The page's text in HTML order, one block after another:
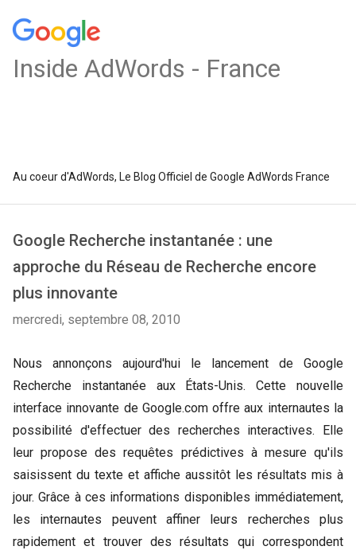
Inside AdWords - France
Au coeur d'AdWords, Le Blog Officiel de Google AdWords France
Google Recherche instantanée : une
approche du Réseau de Recherche encore
plus innovante
mercredi, septembre 08, 2010
Nous annonçons aujourd'hui le lancement de Google
Recherche instantanée aux États-Unis. Cette nouvelle
interface innovante de Google.com offre aux internautes la
possibilité d'effectuer des recherches interactives. Elle
leur propose des requêtes prédictives à mesure qu'ils
saisissent du texte et affiche aussitôt les résultats mis à
jour. Grâce à ces informations disponibles immédiatement,
les internautes peuvent affiner leurs recherches plus
rapidement et trouver des résultats qui correspondent